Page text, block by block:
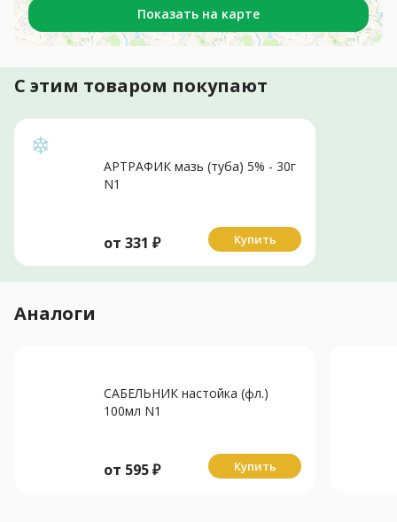
Показать на карте
С этим товаром покупают
АРТРАФИК мазь (туба) 5% - 30г
N1
от 331 ₽ Купить
Аналоги
САБЕЛЬНИК настойка (фл.)
100мл N1
от 595₽ Купить